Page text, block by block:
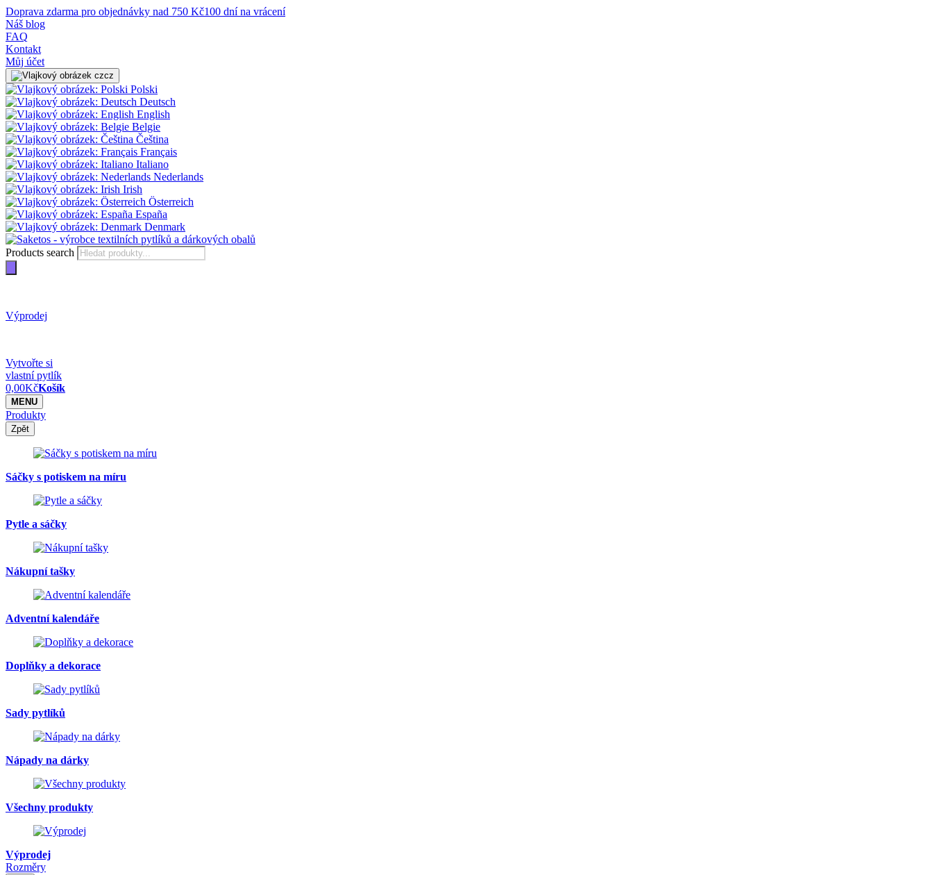
Doprava zdarma pro objednávky nad 750 Kč100 dní na vrácení
Náš blog
FAQ
Kontakt
Můj účet
cz
Polski
Deutsch
English
Belgie
Čeština
Français
Italiano
Nederlands
Irish
Österreich
España
Denmark
Products search
Výprodej
Vytvořte si
vlastní pytlík
0,00KčKošík
MENU
Produkty
Zpět
Sáčky s potiskem na míru
Pytle a sáčky
Nákupní tašky
Adventní kalendáře
Doplňky a dekorace
Sady pytlíků
Nápady na dárky
Všechny produkty
Výprodej
Rozměry